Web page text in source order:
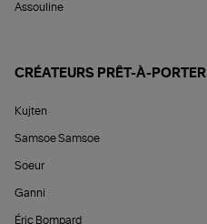
Assouline
CRÉATEURS PRÊT-À-PORTER
Kujten
Samsoe Samsoe
Soeur
Ganni
Éric Bompard